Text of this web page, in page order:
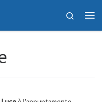
Search